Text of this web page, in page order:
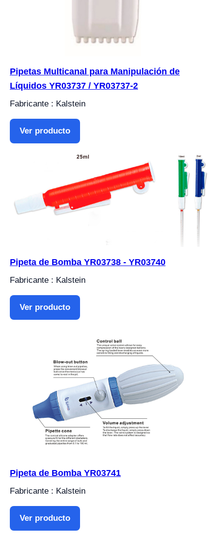
Pipetas Multicanal para Manipulación de
Líquidos YR03737 / YR03737-2
Fabricante : Kalstein
Ver producto
Pipeta de Bomba YR03738 - YR03740
Fabricante : Kalstein
Ver producto
Pipeta de Bomba YR03741
Fabricante : Kalstein
Ver producto